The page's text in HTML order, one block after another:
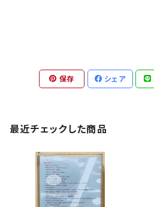
保存 シェア
最近チェックした商品